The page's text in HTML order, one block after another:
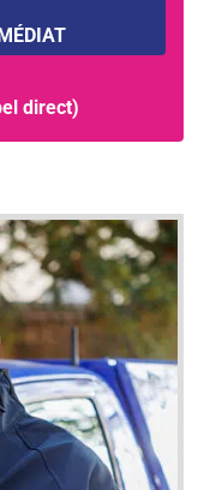
direct)